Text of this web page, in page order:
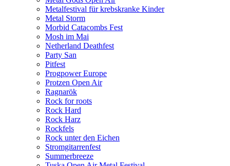
Metalfestival für krebskranke Kinder
Metal Storm
Morbid Catacombs Fest
Mosh im Mai
Netherland Deathfest
Party San
Pitfest
Progpower Europe
Protzen Open Air
Ragnarök
Rock for roots
Rock Hard
Rock Harz
Rockfels
Rock unter den Eichen
Stromgitarrenfest
Summerbreeze